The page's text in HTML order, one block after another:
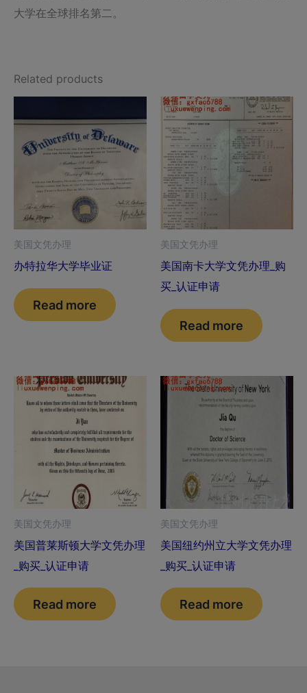
大学在全球排名第二。
Related products
美国文凭办理
办特拉华大学毕业证
Read more
美国文凭办理
美国南卡大学文凭办理_购
买_认证申请
Read more
美国文凭办理
美国普莱斯顿大学文凭办理
_购买_认证申请
Read more
美国文凭办理
美国纽约州立大学文凭办理
_购买_认证申请
Read more